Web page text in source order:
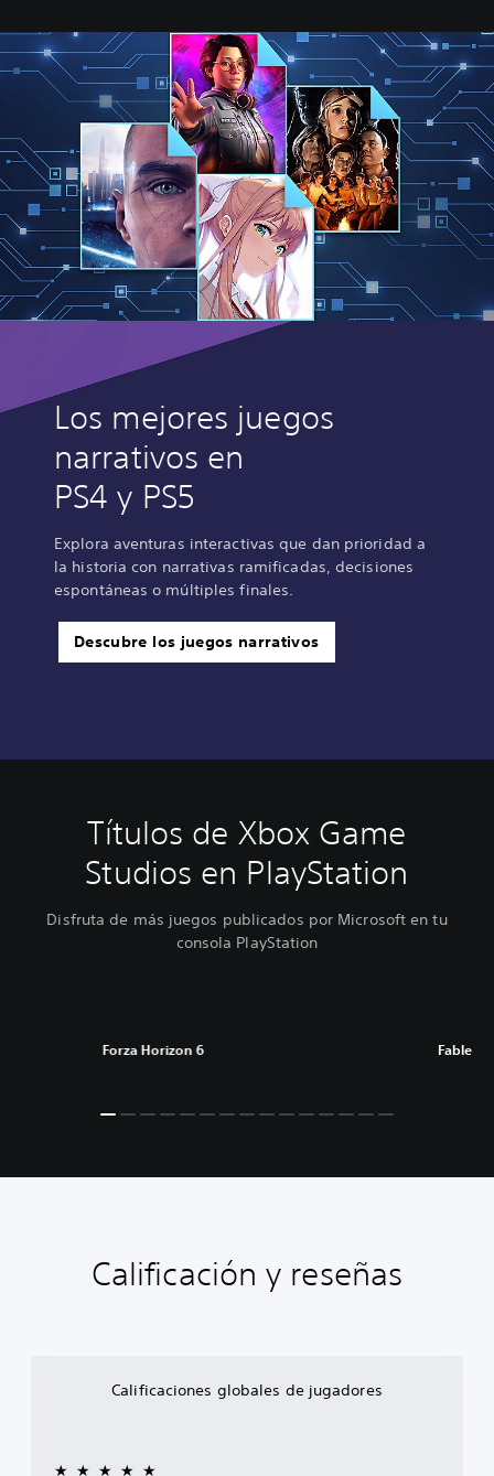
Los mejores juegos
narrativos en
PS4 y PS5
Explora aventuras interactivas que dan prioridad a
la historia con narrativas ramificadas, decisiones
espontáneas o múltiples finales.
Descubre los juegos narrativos
Títulos de Xbox Game
Studios en PlayStation
Disfruta de más juegos publicados por Microsoft en tu
consola PlayStation
Forza Horizon 6 Fable
Calificación y reseñas
Calificaciones globales de jugadores
★★★★★